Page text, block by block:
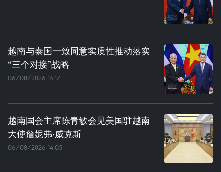
越南与泰国一致同意实质性推动落实
“三个对接”战略
06/08/2026 14:17
越南国会主席陈青敏会见美国驻越南
大使詹妮弗·威克斯
06/08/2026 14:05